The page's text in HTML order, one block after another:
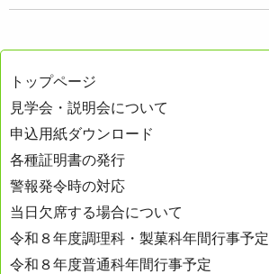
トップページ
見学会・説明会について
申込用紙ダウンロード
各種証明書の発行
警報発令時の対応
当日欠席する場合について
令和８年度調理科・製菓科年間行事予定
令和８年度普通科年間行事予定